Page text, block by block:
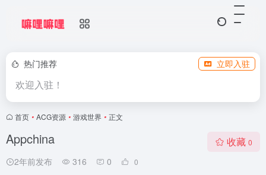
热门推荐 立即入驻
欢迎入驻！
首页 • ACG资源 • 游戏世界 • 正文
Appchina
2年前发布 316 0 0
收藏 0